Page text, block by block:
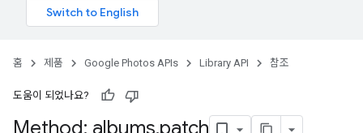
홈 제품 Google Photos APIs Library API 참조
도움이 되었나요?